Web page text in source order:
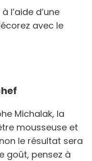
l’aide d’une
avec le
Michalak, la
mousseuse et
le résultat sera
goût, pensez à